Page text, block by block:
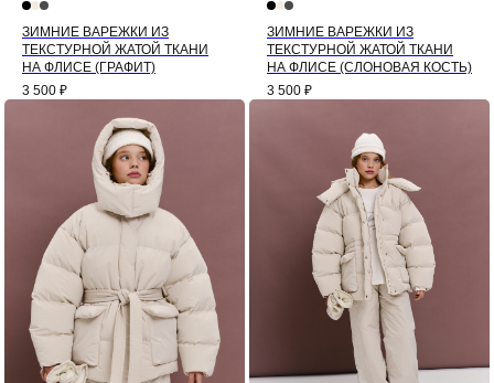
ЗИМНИЕ ВАРЕЖКИ ИЗ
ТЕКСТУРНОЙ ЖАТОЙ ТКАНИ
НА ФЛИСЕ (ГРАФИТ)
3 500 ₽
ЗИМНИЕ ВАРЕЖКИ ИЗ
ТЕКСТУРНОЙ ЖАТОЙ ТКАНИ
НА ФЛИСЕ (СЛОНОВАЯ КОСТЬ)
3 500 ₽